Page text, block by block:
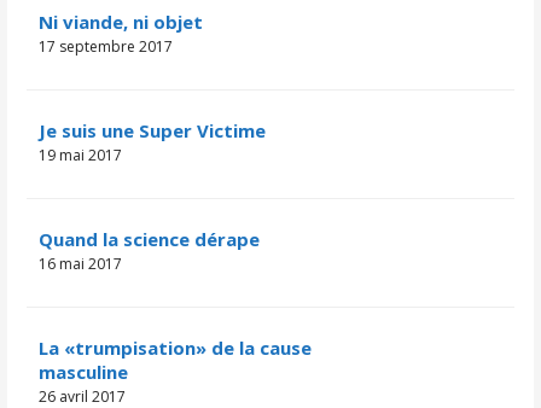
Ni viande, ni objet
17 septembre 2017
Je suis une Super Victime
19 mai 2017
Quand la science dérape
16 mai 2017
La «trumpisation» de la cause
masculine
26 avril 2017